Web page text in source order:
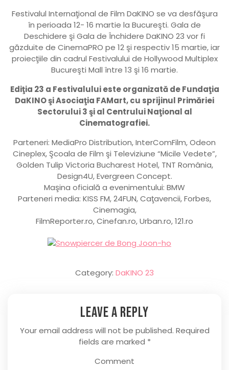
Festivalul Internaţional de Film DaKINO se va desfăşura
în perioada 12- 16 martie la Bucureşti. Gala de
Deschidere şi Gala de Închidere DaKINO 23 vor fi
găzduite de CinemaPRO pe 12 şi respectiv 15 martie, iar
proiecţiile din cadrul Festivalului de Hollywood Multiplex
Bucureşti Mall între 13 şi 16 martie.
Ediţia 23 a Festivalului este organizată de Fundaţia
DaKINO şi Asociaţia FAMart, cu sprijinul Primăriei
Sectorului 3 şi al Centrului Naţional al
Cinematografiei.
Parteneri: MediaPro Distribution, InterComFilm, Odeon
Cineplex, Şcoala de Film şi Televiziune “Micile Vedete”,
Golden Tulip Victoria Bucharest Hotel, TNT România,
Design4U, Evergreen Concept.
Maşina oficială a evenimentului: BMW
Parteneri media: KISS FM, 24FUN, Caţavencii, Forbes,
Cinemagia,
FilmReporter.ro, Cinefan.ro, Urban.ro, 121.ro
Category: DaKINO 23
Leave a Reply
Your email address will not be published. Required
fields are marked *
Comment